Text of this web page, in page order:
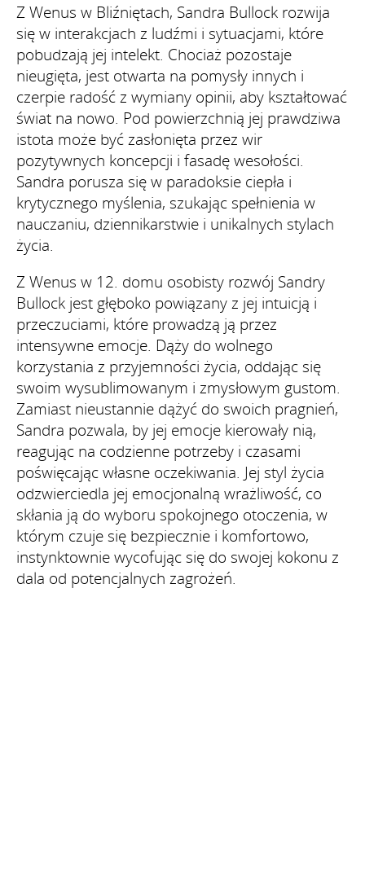
Z Wenus w Bliźniętach, Sandra Bullock rozwija
się w interakcjach z ludźmi i sytuacjami, które
pobudzają jej intelekt. Chociaż pozostaje
nieugięta, jest otwarta na pomysły innych i
czerpie radość z wymiany opinii, aby kształtować
świat na nowo. Pod powierzchnią jej prawdziwa
istota może być zasłonięta przez wir
pozytywnych koncepcji i fasadę wesołości.
Sandra porusza się w paradoksie ciepła i
krytycznego myślenia, szukając spełnienia w
nauczaniu, dziennikarstwie i unikalnych stylach
życia.
Z Wenus w 12. domu osobisty rozwój Sandry
Bullock jest głęboko powiązany z jej intuicją i
przeczuciami, które prowadzą ją przez
intensywne emocje. Dąży do wolnego
korzystania z przyjemności życia, oddając się
swoim wysublimowanym i zmysłowym gustom.
Zamiast nieustannie dążyć do swoich pragnień,
Sandra pozwala, by jej emocje kierowały nią,
reagując na codzienne potrzeby i czasami
poświęcając własne oczekiwania. Jej styl życia
odzwierciedla jej emocjonalną wrażliwość, co
skłania ją do wyboru spokojnego otoczenia, w
którym czuje się bezpiecznie i komfortowo,
instynktownie wycofując się do swojej kokonu z
dala od potencjalnych zagrożeń.